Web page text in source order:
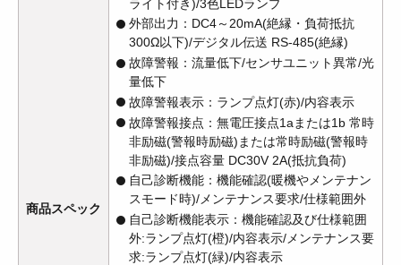
商品スペック
ライト付き)/3色LEDランプ
外部出力：DC4～20mA(絶縁・負荷抵抗
300Ω以下)/デジタル伝送 RS-485(絶縁)
故障警報：流量低下/センサユニット異常/光
量低下
故障警報表示：ランプ点灯(赤)/内容表示
故障警報接点：無電圧接点1aまたは1b 常時
非励磁(警報時励磁)または常時励磁(警報時
非励磁)/接点容量 DC30V 2A(抵抗負荷)
自己診断機能：機能確認(暖機やメンテナン
スモード時)/メンテナンス要求/仕様範囲外
自己診断機能表示：機能確認及び仕様範囲
外:ランプ点灯(橙)/内容表示/メンテナンス要
求:ランプ点灯(緑)/内容表示